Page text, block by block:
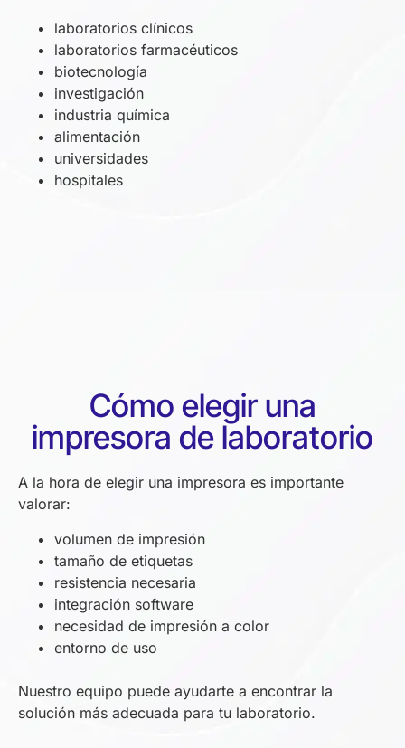
laboratorios clínicos
laboratorios farmacéuticos
biotecnología
investigación
industria química
alimentación
universidades
hospitales
Cómo elegir una
impresora de laboratorio
A la hora de elegir una impresora es importante
valorar:
volumen de impresión
tamaño de etiquetas
resistencia necesaria
integración software
necesidad de impresión a color
entorno de uso
Nuestro equipo puede ayudarte a encontrar la
solución más adecuada para tu laboratorio.